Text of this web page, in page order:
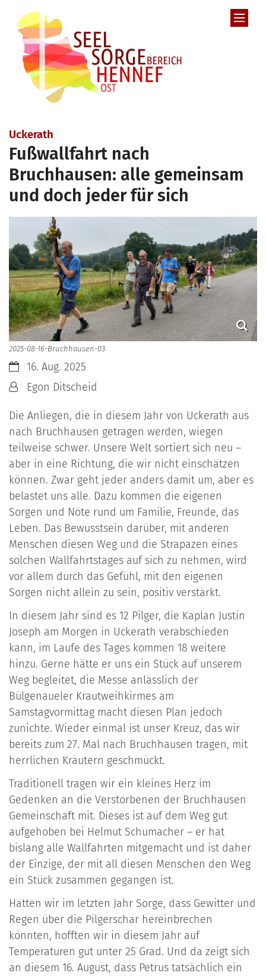
Uckerath
Fußwallfahrt nach
Bruchhausen: alle gemeinsam
und doch jeder für sich
2025-08-16-Bruchhausen-03
Datum:16. Aug. 2025
Von:Egon Ditscheid
Die Anliegen, die in diesem Jahr von Uckerath aus
nach Bruchhausen getragen werden, wiegen
teilweise schwer. Unsere Welt sortiert sich neu –
aber in eine Richtung, die wir nicht einschätzen
können. Zwar geht jeder anders damit um, aber es
belastet uns alle. Dazu kommen die eigenen
Sorgen und Nöte rund um Familie, Freunde, das
Leben. Das Bewusstsein darüber, mit anderen
Menschen diesen Weg und die Strapazen eines
solchen Wallfahrtstages auf sich zu nehmen, wird
vor allem durch das Gefühl, mit den eigenen
Sorgen nicht allein zu sein, positiv verstärkt.
In diesem Jahr sind es 12 Pilger, die Kaplan Justin
Joseph am Morgen in Uckerath verabschieden
kann, im Laufe des Tages kommen 18 weitere
hinzu. Gerne hätte er uns ein Stück auf unserem
Weg begleitet, die Messe anlässlich der
Bülgenaueler Krautweihkirmes am
Samstagvormittag macht diesen Plan jedoch
zunichte. Wieder einmal ist unser Kreuz, das wir
bereits zum 27. Mal nach Bruchhausen tragen, mit
herrlichen Kräutern geschmückt.
Traditionell tragen wir ein kleines Herz im
Gedenken an die Verstorbenen der Bruchhausen
Gemeinschaft mit. Dieses ist auf dem Weg gut
aufgehoben bei Helmut Schumacher – er hat
bislang alle Wallfahrten mitgemacht und ist daher
der Einzige, der mit all diesen Menschen den Weg
ein Stück zusammen gegangen ist.
Hatten wir im letzten Jahr Sorge, dass Gewitter und
Regen über die Pilgerschar hereinbrechen
könnten, hofften wir in diesem Jahr auf
Temperaturen gut unter 25 Grad. Und da zeigt sich
an diesem 16. August, dass Petrus tatsächlich ein